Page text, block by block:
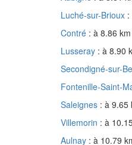
Luché-sur-Brioux :
Contré : à 8.86 km
Lusseray : à 8.90
Secondigné-sur-
Fontenille-Saint-
Saleignes : à 9.65
Villemorin : à
Aulnay : à 10.79